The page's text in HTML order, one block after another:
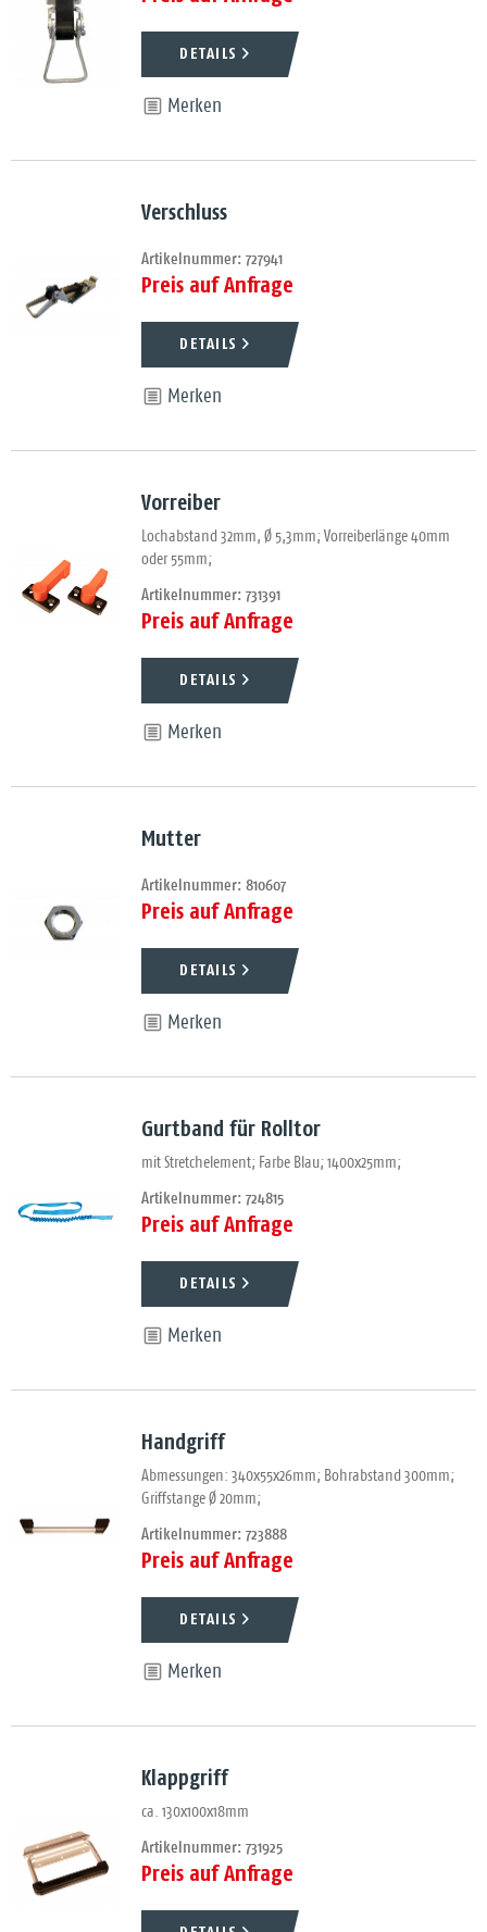
DETAILS
Merken
Verschluss
Artikelnummer: 727941
Preis auf Anfrage
DETAILS
Merken
Vorreiber
Lochabstand 32mm, Ø 5,3mm; Vorreiberlänge 40mm
oder 55mm;
Artikelnummer: 731391
Preis auf Anfrage
DETAILS
Merken
Mutter
Artikelnummer: 810607
Preis auf Anfrage
DETAILS
Merken
Gurtband für Rolltor
mit Stretchelement; Farbe Blau; 1400x25mm;
Artikelnummer: 724815
Preis auf Anfrage
DETAILS
Merken
Handgriff
Abmessungen: 340x55x26mm; Bohrabstand 300mm;
Griffstange Ø 20mm;
Artikelnummer: 723888
Preis auf Anfrage
DETAILS
Merken
Klappgriff
ca. 130x100x18mm
Artikelnummer: 731925
Preis auf Anfrage